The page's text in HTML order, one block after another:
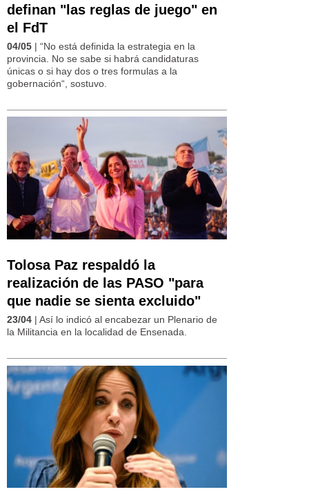
definan "las reglas de juego" en
el FdT
04/05 | “No está definida la estrategia en la
provincia. No se sabe si habrá candidaturas
únicas o si hay dos o tres formulas a la
gobernación“, sostuvo.
Tolosa Paz respaldó la
realización de las PASO "para
que nadie se sienta excluido"
23/04 | Así lo indicó al encabezar un Plenario de
la Militancia en la localidad de Ensenada.